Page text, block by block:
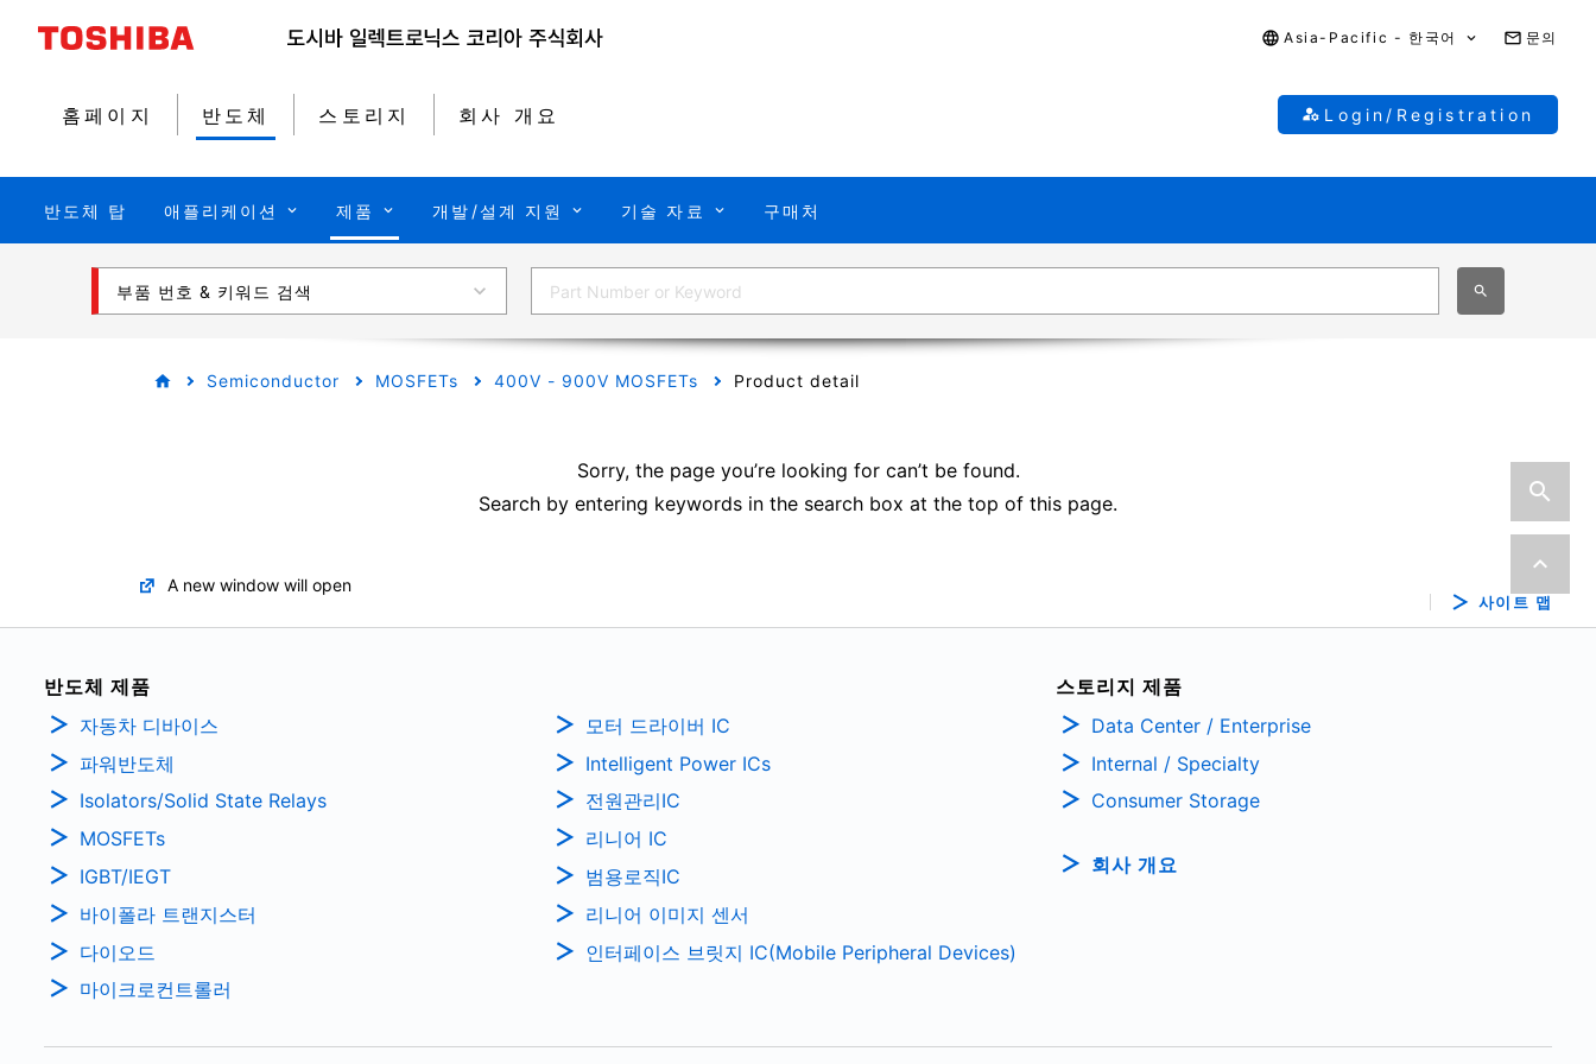
Asia-Pacific - 한국어 문의
홈페이지 반도체 스토리지 회사 개요 Login/Registration
반도체 탑 애플리케이션 제품 개발/설계 지원 기술 자료 구매처
부품 번호 & 키워드 검색
Semiconductor MOSFETs 400V - 900V MOSFETs Product detail
Sorry, the page you’re looking for can’t be found.
Search by entering keywords in the search box at the top of this page.
A new window will open
사이트 맵
반도체 제품
자동차 디바이스
파워반도체
Isolators/Solid State Relays
MOSFETs
IGBT/IEGT
바이폴라 트랜지스터
다이오드
마이크로컨트롤러
모터 드라이버 IC
Intelligent Power ICs
전원관리IC
리니어 IC
범용로직IC
리니어 이미지 센서
인터페이스 브릿지 IC(Mobile Peripheral Devices)
스토리지 제품
Data Center / Enterprise
Internal / Specialty
Consumer Storage
회사 개요